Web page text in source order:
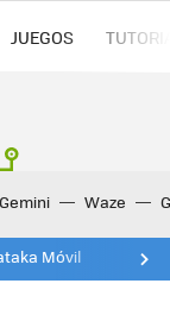
JUEGOS
Gemini Waze
Móvil